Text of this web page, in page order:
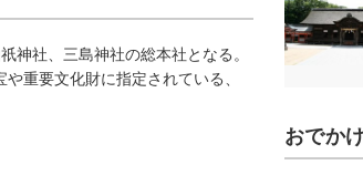
神社、三島神社の総本社となる。
重要文化財に指定されている、
おでか